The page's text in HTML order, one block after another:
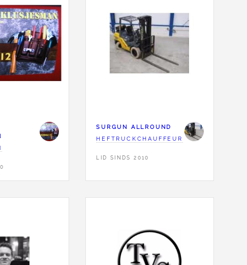
SURGUN ALLROUND
HEFTRUCKCHAUFFEUR
LID SINDS 2010